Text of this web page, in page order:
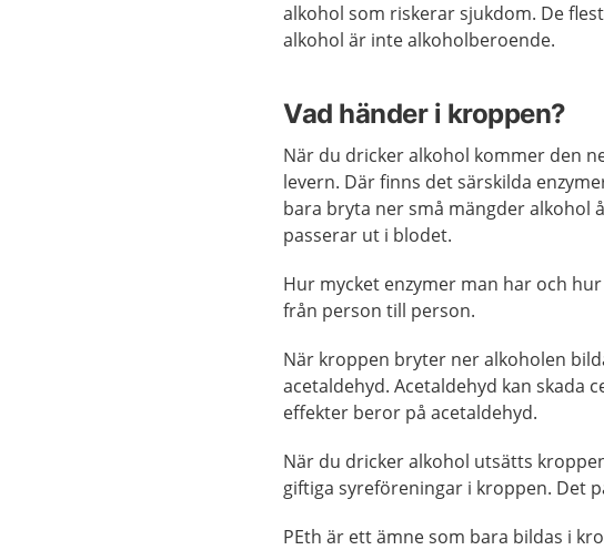
alkohol som riskerar sjukdom. De
alkohol är inte alkoholberoende.
Vad händer i kroppen?
När du dricker alkohol kommer den
levern. Där finns det särskilda
bara bryta ner små mängder alkohol
passerar ut i blodet.
Hur mycket enzymer man har och
från person till person.
När kroppen bryter ner alkoholen
acetaldehyd. Acetaldehyd kan skada
effekter beror på acetaldehyd.
När du dricker alkohol utsätts
giftiga syreföreningar i kroppen. Det
PEth är ett ämne som bara bildas i